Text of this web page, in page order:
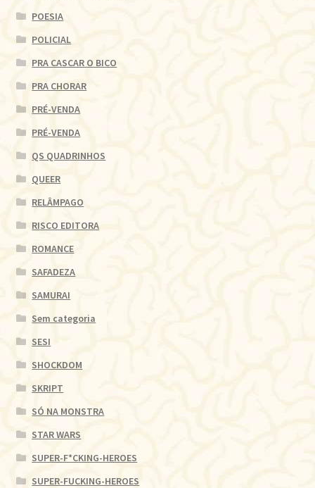
POESIA
POLICIAL
PRA CASCAR O BICO
PRA CHORAR
PRÉ-VENDA
PRÉ-VENDA
QS QUADRINHOS
QUEER
RELÂMPAGO
RISCO EDITORA
ROMANCE
SAFADEZA
SAMURAI
Sem categoria
SESI
SHOCKDOM
SKRIPT
SÓ NA MONSTRA
STAR WARS
SUPER-F*CKING-HEROES
SUPER-FUCKING-HEROES